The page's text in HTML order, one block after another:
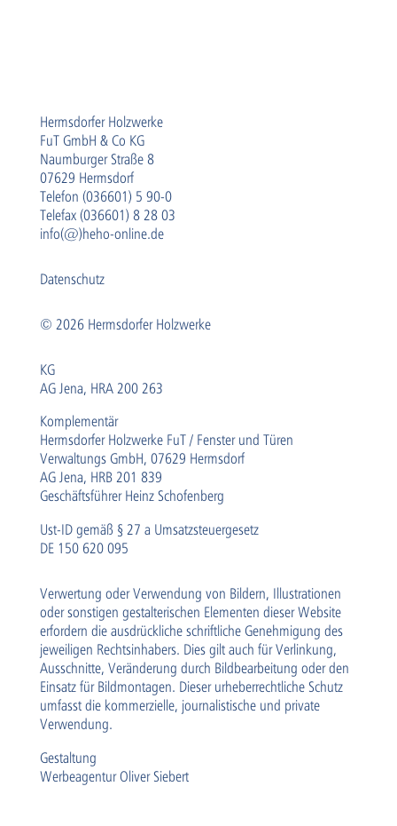
Hermsdorfer Holzwerke
FuT GmbH & Co KG
Naumburger Straße 8
07629 Hermsdorf
Telefon (036601) 5 90-0
Telefax (036601) 8 28 03
info(@)heho-online.de
Datenschutz
© 2026 Hermsdorfer Holzwerke
KG
AG Jena, HRA 200 263
Komplementär
Hermsdorfer Holzwerke FuT / Fenster und Türen
Verwaltungs GmbH, 07629 Hermsdorf
AG Jena, HRB 201 839
Geschäftsführer Heinz Schofenberg
Ust-ID gemäß § 27 a Umsatzsteuergesetz
DE 150 620 095
Verwertung oder Verwendung von Bildern, Illustrationen
oder sonstigen gestalterischen Elementen dieser Website
erfordern die ausdrückliche schriftliche Genehmigung des
jeweiligen Rechtsinhabers. Dies gilt auch für Verlinkung,
Ausschnitte, Veränderung durch Bildbearbeitung oder den
Einsatz für Bildmontagen. Dieser urheberrechtliche Schutz
umfasst die kommerzielle, journalistische und private
Verwendung.
Gestaltung
Werbeagentur Oliver Siebert